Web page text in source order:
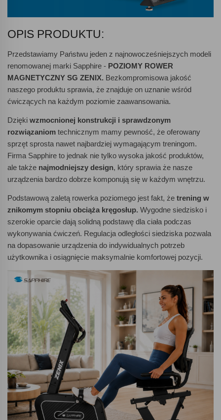
OPIS PRODUKTU:
Przedstawiamy Państwu jeden z najnowocześniejszych modeli
renomowanej marki Sapphire - POZIOMY ROWER
MAGNETYCZNY SG ZENIX. Bezkompromisowa jakość
naszego produktu sprawia, że znajduje on uznanie wśród
ćwiczących na każdym poziomie zaawansowania.
Dzięki wzmocnionej konstrukcji i sprawdzonym
rozwiązaniom technicznym mamy pewność, że oferowany
sprzęt sprosta nawet najbardziej wymagającym treningom.
Firma Sapphire to jednak nie tylko wysoka jakość produktów,
ale także najmodniejszy design, który sprawia że nasze
urządzenia bardzo dobrze komponują się w każdym wnętrzu.
Podstawową zaletą rowerka poziomego jest fakt, że trening w
znikomym stopniu obciąża kręgosłup. Wygodne siedzisko i
szerokie oparcie dają solidną podstawę dla ciała podczas
wykonywania ćwiczeń. Regulacja odległości siedziska pozwala
na dopasowanie urządzenia do indywidualnych potrzeb
użytkownika i osiągnięcie maksymalnie komfortowej pozycji.